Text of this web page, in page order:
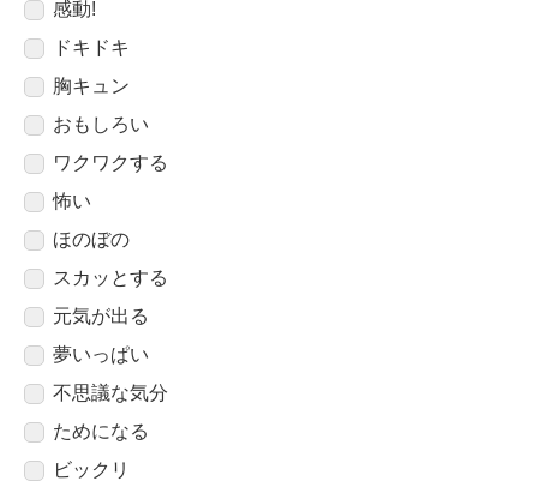
感動!
ドキドキ
胸キュン
おもしろい
ワクワクする
怖い
ほのぼの
スカッとする
元気が出る
夢いっぱい
不思議な気分
ためになる
ビックリ